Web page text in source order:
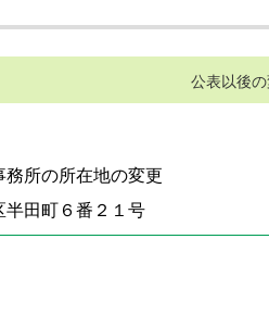
公表以後
所の所在地の変更
半田町６番２１号